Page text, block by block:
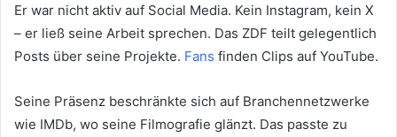
Er war nicht aktiv auf Social Media. Kein Instagram, kein X
– er ließ seine Arbeit sprechen. Das ZDF teilt gelegentlich
Posts über seine Projekte. Fans finden Clips auf YouTube.
Seine Präsenz beschränkte sich auf Branchennetzwerke
wie IMDb, wo seine Filmografie glänzt. Das passte zu